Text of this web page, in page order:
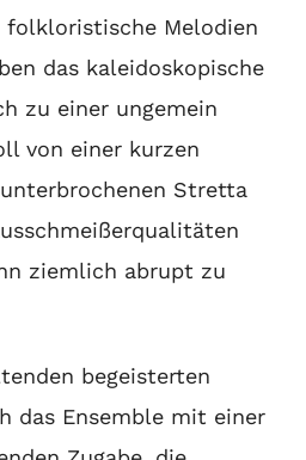
folkloristische Melodien
das kaleidoskopische
zu einer ungemein
von einer kurzen
Stretta
ziemlich abrupt zu
begeisterten
das Ensemble mit einer